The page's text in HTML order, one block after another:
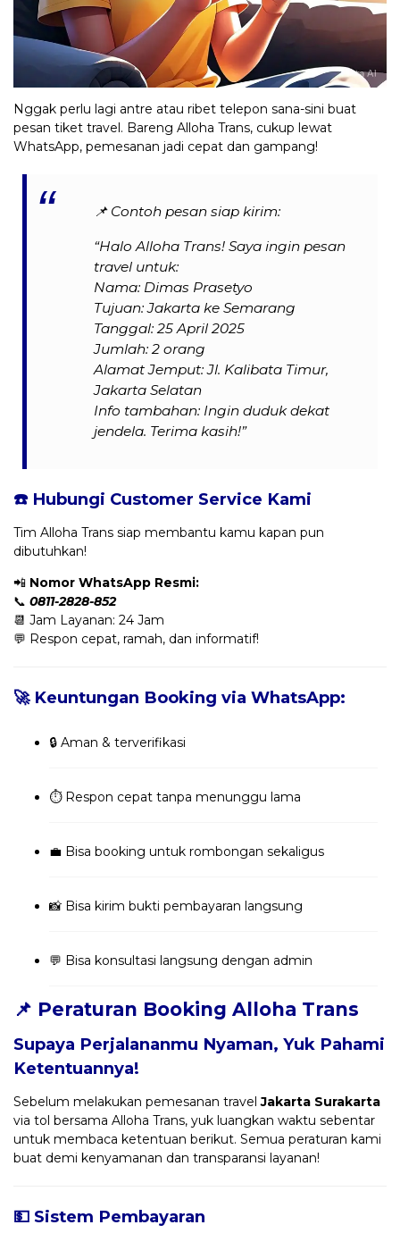
Nggak perlu lagi antre atau ribet telepon sana-sini buat
pesan tiket travel. Bareng Alloha Trans, cukup lewat
WhatsApp, pemesanan jadi cepat dan gampang!
📌 Contoh pesan siap kirim:
“Halo Alloha Trans! Saya ingin pesan
travel untuk:
Nama: Dimas Prasetyo
Tujuan: Jakarta ke Semarang
Tanggal: 25 April 2025
Jumlah: 2 orang
Alamat Jemput: Jl. Kalibata Timur,
Jakarta Selatan
Info tambahan: Ingin duduk dekat
jendela. Terima kasih!”
☎️ Hubungi Customer Service Kami
Tim Alloha Trans siap membantu kamu kapan pun
dibutuhkan!
📲 Nomor WhatsApp Resmi:
📞 0811-2828-852
📆 Jam Layanan: 24 Jam
💬 Respon cepat, ramah, dan informatif!
🚀 Keuntungan Booking via WhatsApp:
🔒 Aman & terverifikasi
⏱️ Respon cepat tanpa menunggu lama
💼 Bisa booking untuk rombongan sekaligus
📸 Bisa kirim bukti pembayaran langsung
💬 Bisa konsultasi langsung dengan admin
📌 Peraturan Booking Alloha Trans
Supaya Perjalananmu Nyaman, Yuk Pahami
Ketentuannya!
Sebelum melakukan pemesanan travelJakarta Surakarta
via tol bersama Alloha Trans, yuk luangkan waktu sebentar
untuk membaca ketentuan berikut. Semua peraturan kami
buat demi kenyamanan dan transparansi layanan!
💵 Sistem Pembayaran